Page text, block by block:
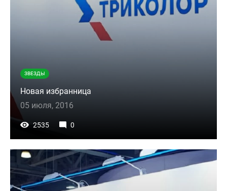
ЗВЕЗДЫ
Новая избранница
05 июля, 2016
2535 0